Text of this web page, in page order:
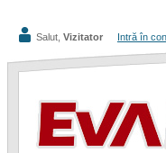
Salut, Vizitator Intră în